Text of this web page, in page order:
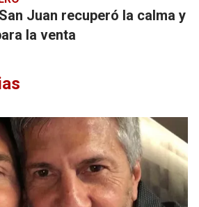
Juan recuperó la calma y
la venta